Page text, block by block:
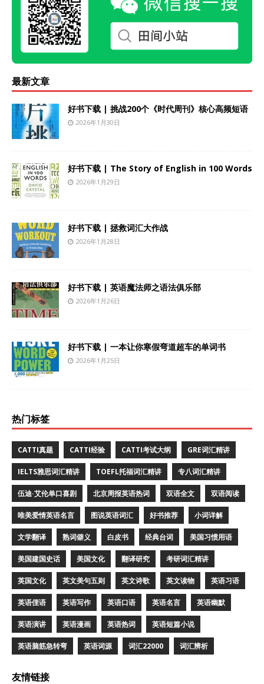
最新文章
好书下载 | 挑战200个《时代周刊》核心高频短语
2026年1月30日
好书下载 | The Story of English in 100 Words
2026年1月29日
好书下载 | 拯救词汇大作战
2026年1月28日
好书下载 | 英语魔法师之语法俱乐部
2026年1月26日
好书下载 | 一本让你寒假弯道超车的单词书
2026年1月25日
热门标签
CATTI真题 CATTI经验 CATTI考试大纲 GRE词汇精讲
IELTS雅思词汇精讲 TOEFL托福词汇精讲 专八词汇精讲
伍迪·艾伦单口喜剧 北京周报英语热词 双语全文 双语阅读
唯美爱情英语名言 图说英语词汇 好书推荐 小词详解
文学翻译 熟词僻义 白皮书 经典台词 美国习惯用语
美国建国史话 美国文化 翻译研究 考研词汇精讲
英国文化 英文美句五则 英文诗歌 英文读物 英语习语
英语俚语 英语写作 英语口语 英语名言 英语幽默
英语演讲 英语漫画 英语热词 英语短篇小说
英语脑筋急转弯 英语词源 词汇22000 词汇辨析
友情链接